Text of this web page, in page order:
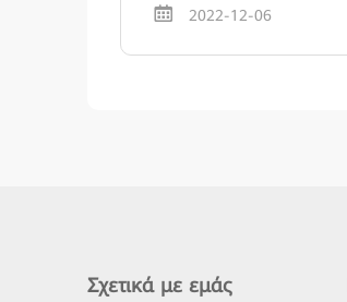
2022-12-06
Σχετικά με εμάς